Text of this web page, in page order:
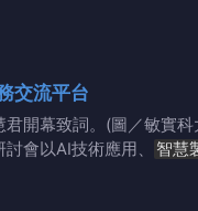
交流平台
開幕致詞。(圖／敏實
會以AI技術應用、
智慧